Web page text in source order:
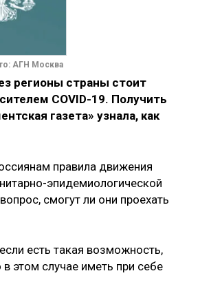
АГН Москва
регионы страны стоит
COVID-19. Получить
газета» узнала, как
правила движения
эпидемиологической
смогут ли они проехать
есть такая возможность,
этом случае иметь при себе